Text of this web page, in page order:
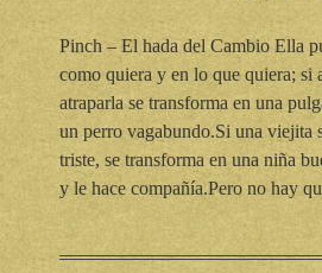
Pinch – El hada del Cambio Ella
como quiera y en lo que quiera; si
atraparla se transforma en una
un perro vagabundo.Si una viejita
triste, se transforma en una niña
y le hace compañía.Pero no hay